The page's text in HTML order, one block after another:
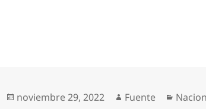
Publicado
noviembre 29, 2022 Autor
Fuente